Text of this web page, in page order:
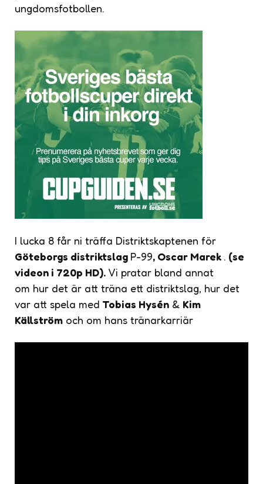
ungdomsfotbollen.
I lucka 8 får ni träffa Distriktskaptenen för
Göteborgs distriktslag P-99, Oscar Marek . (se
videon i 720p HD). Vi pratar bland annat
om hur det är att träna ett distriktslag, hur det
var att spela med Tobias Hysén & Kim
Källström och om hans tränarkarriär